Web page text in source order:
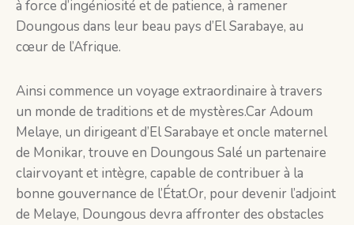
à force d’ingéniosité et de patience, à ramener
Doungous dans leur beau pays d’El Sarabaye, au
cœur de l’Afrique.
Ainsi commence un voyage extraordinaire à travers
un monde de traditions et de mystères.Car Adoum
Melaye, un dirigeant d’El Sarabaye et oncle maternel
de Monikar, trouve en Doungous Salé un partenaire
clairvoyant et intègre, capable de contribuer à la
bonne gouvernance de l’État.Or, pour devenir l’adjoint
de Melaye, Doungous devra affronter des obstacles